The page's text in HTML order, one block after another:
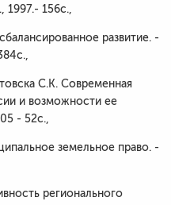
1997.- 156с.,
развитие. -
С.К. Современная
и возможности ее
- 52с.,
земельное право. -
регионального